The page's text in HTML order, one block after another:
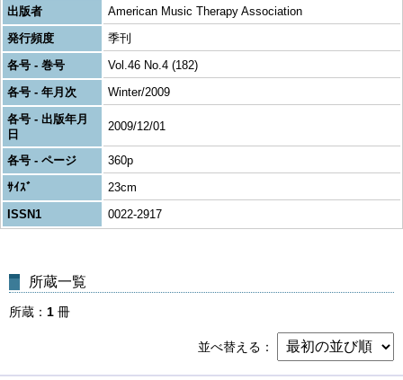
出版者
American Music Therapy Association
発行頻度
季刊
各号 - 巻号
Vol.46 No.4 (182)
各号 - 年月次
Winter/2009
各号 - 出版年月
日
2009/12/01
各号 - ページ
360p
ｻｲｽﾞ
23cm
ISSN1
0022-2917
所蔵一覧
所蔵 1 冊
並べ替える